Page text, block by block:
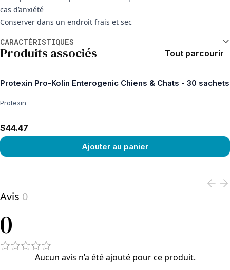
cas d’anxiété
Conserver dans un endroit frais et sec
CARACTÉRISTIQUES
Produits associés Tout parcourir
Protexin Pro-Kolin Enterogenic Chiens & Chats - 30 sachets
Protexin
$44.47
Ajouter au panier
Avis 0
0
Aucun avis n’a été ajouté pour ce produit.